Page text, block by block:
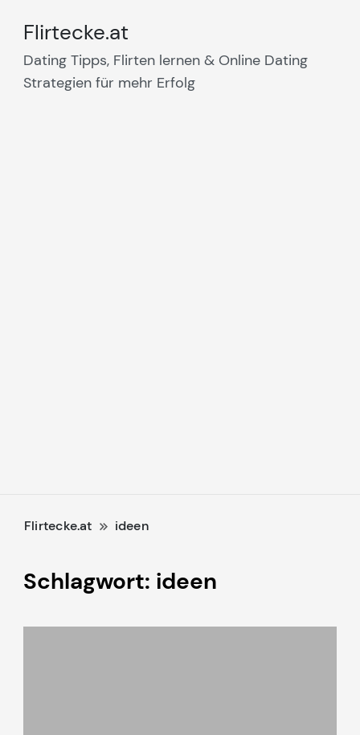
Flirtecke.at
Dating Tipps, Flirten lernen & Online Dating
Strategien für mehr Erfolg
Flirtecke.at ideen
Schlagwort: ideen